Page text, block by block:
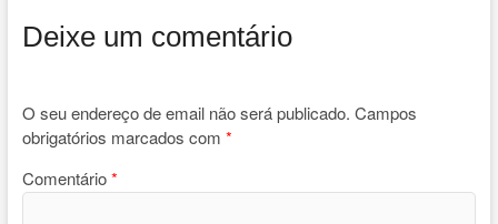
Deixe um comentário
O seu endereço de email não será publicado. Campos
obrigatórios marcados com *
Comentário*